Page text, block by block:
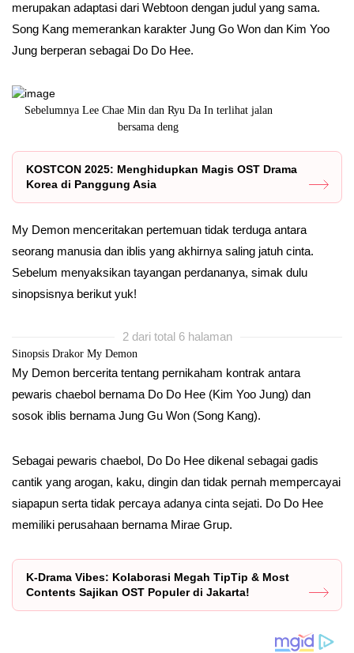
merupakan adaptasi dari Webtoon dengan judul yang sama.
Song Kang memerankan karakter Jung Go Won dan Kim Yoo
Jung berperan sebagai Do Do Hee.
Sebelumnya Lee Chae Min dan Ryu Da In terlihat jalan
bersama deng
KOSTCON 2025: Menghidupkan Magis OST Drama
Korea di Panggung Asia
My Demon menceritakan pertemuan tidak terduga antara
seorang manusia dan iblis yang akhirnya saling jatuh cinta.
Sebelum menyaksikan tayangan perdananya, simak dulu
sinopsisnya berikut yuk!
2 dari total 6 halaman
Sinopsis Drakor My Demon
My Demon bercerita tentang pernikaham kontrak antara
pewaris chaebol bernama Do Do Hee (Kim Yoo Jung) dan
sosok iblis bernama Jung Gu Won (Song Kang).
Sebagai pewaris chaebol, Do Do Hee dikenal sebagai gadis
cantik yang arogan, kaku, dingin dan tidak pernah mempercayai
siapapun serta tidak percaya adanya cinta sejati. Do Do Hee
memiliki perusahaan bernama Mirae Grup.
K-Drama Vibes: Kolaborasi Megah TipTip & Most
Contents Sajikan OST Populer di Jakarta!